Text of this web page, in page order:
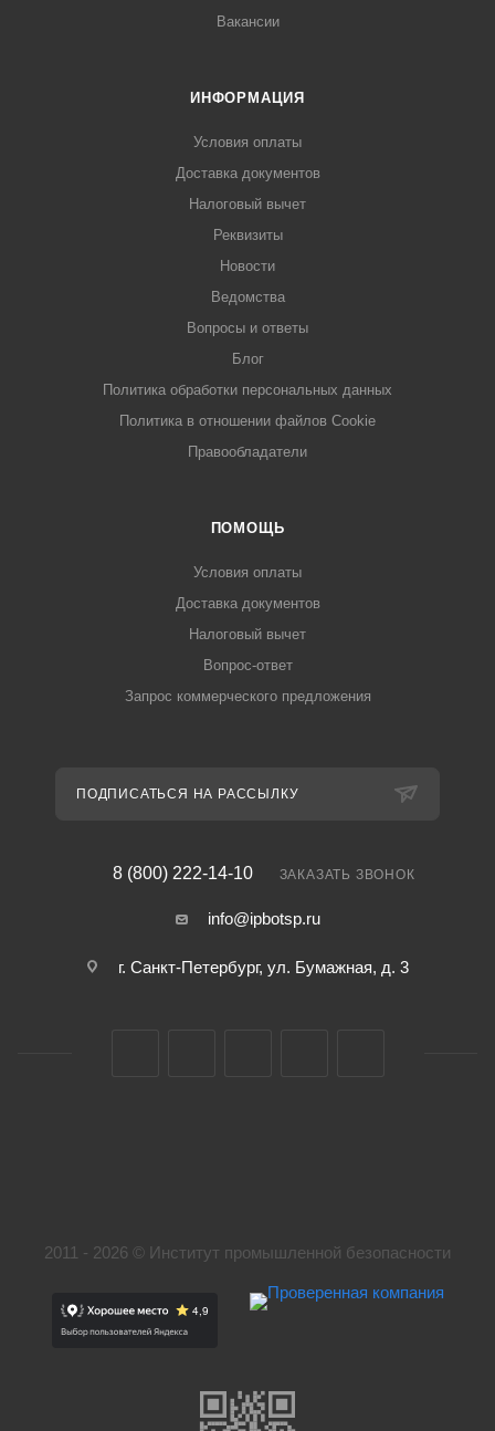
Вакансии
ИНФОРМАЦИЯ
Условия оплаты
Доставка документов
Налоговый вычет
Реквизиты
Новости
Ведомства
Вопросы и ответы
Блог
Политика обработки персональных данных
Политика в отношении файлов Cookie
Правообладатели
ПОМОЩЬ
Условия оплаты
Доставка документов
Налоговый вычет
Вопрос-ответ
Запрос коммерческого предложения
ПОДПИСАТЬСЯ НА РАССЫЛКУ
8 (800) 222-14-10 ЗАКАЗАТЬ ЗВОНОК
info@ipbotsp.ru
г. Санкт-Петербург, ул. Бумажная, д. 3
2011 - 2026 © Институт промышленной безопасности